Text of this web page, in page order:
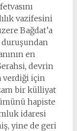
vazifesini
Bağdat’a
en
devrin
verdiği için
bir külliyat
hapiste
idaresi
yine de geri